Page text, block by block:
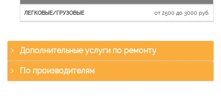
от 2500 до 3000 руб.
Дополнительные услуги по ремонту
По производителям